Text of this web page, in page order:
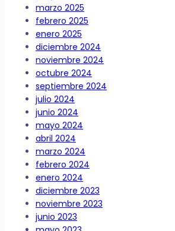
marzo 2025
febrero 2025
enero 2025
diciembre 2024
noviembre 2024
octubre 2024
septiembre 2024
julio 2024
junio 2024
mayo 2024
abril 2024
marzo 2024
febrero 2024
enero 2024
diciembre 2023
noviembre 2023
junio 2023